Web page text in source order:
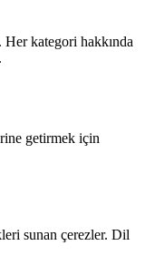
kategori hakkında
getirmek için
sunan çerezler. Dil